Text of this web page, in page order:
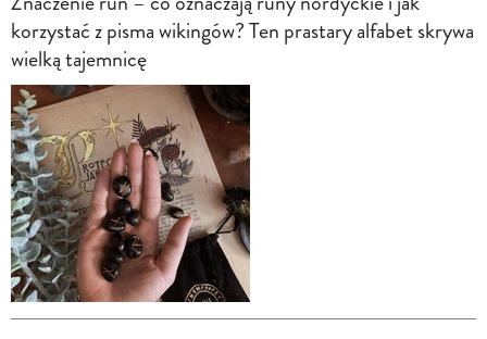
korzystać z pisma wikingów? Ten prastary alfabet skrywa
wielką tajemnicę